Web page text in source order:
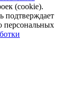
(cookie).
подтверждает
персональных